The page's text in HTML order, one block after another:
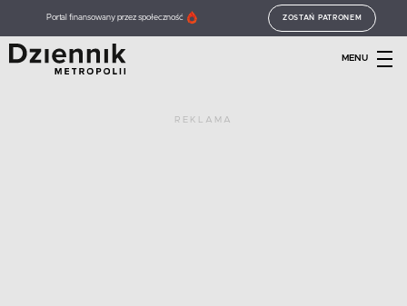
Portal finansowany przez społeczność ZOSTAŃ PATRONEM
MENU
REKLAMA